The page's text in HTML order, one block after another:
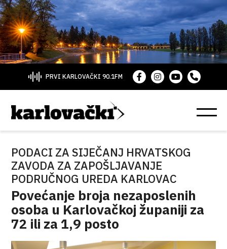
PRVI KARLOVAČKI 90.1FM
PODACI ZA SIJEČANJ HRVATSKOG
ZAVODA ZA ZAPOŠLJAVANJE
PODRUČNOG UREDA KARLOVAC
Povećanje broja nezaposlenih
osoba u Karlovačkoj županiji za
72 ili za 1,9 posto